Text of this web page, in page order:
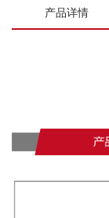
产品详情